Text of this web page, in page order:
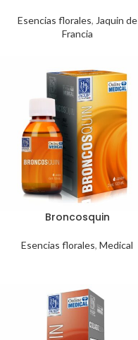
Esencias florales, Jaquin de
Francia
Broncosquin
Esencias florales, Medical